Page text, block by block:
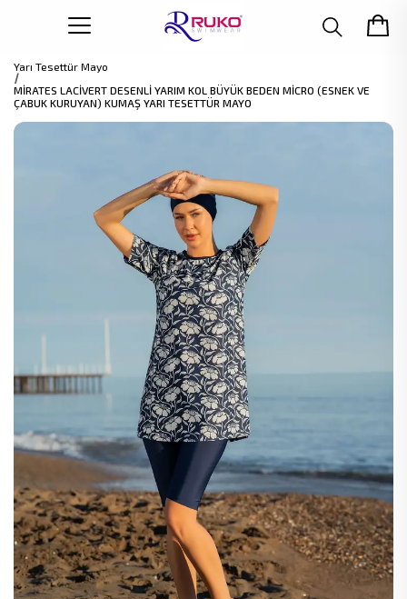
Yarı Tesettür Mayo
MİRATES LACİVERT DESENLİ YARIM KOL BÜYÜK BEDEN MİCRO (ESNEK VE
ÇABUK KURUYAN) KUMAŞ YARI TESETTÜR MAYO